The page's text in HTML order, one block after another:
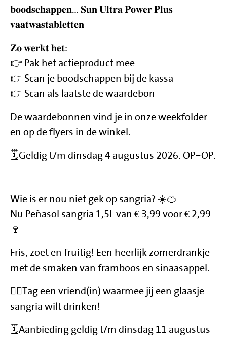
𝐛𝐨𝐨𝐝𝐬𝐜𝐡𝐚𝐩𝐩𝐞𝐧… 𝐒𝐮𝐧 𝐔𝐥𝐭𝐫𝐚 𝐏𝐨𝐰𝐞𝐫 𝐏𝐥𝐮𝐬
𝐯𝐚𝐚𝐭𝐰𝐚𝐬𝐭𝐚𝐛𝐥𝐞𝐭𝐭𝐞𝐧
𝐙𝐨 𝐰𝐞𝐫𝐤𝐭 𝐡𝐞𝐭:
👉 Pak het actieproduct mee
👉 Scan je boodschappen bij de kassa
👉 Scan als laatste de waardebon
De waardebonnen vind je in onze weekfolder
en op de flyers in de winkel.
🗓️Geldig t/m dinsdag 4 augustus 2026. OP=OP.
Wie is er nou niet gek op sangria? ☀️🍊
Nu Peñasol sangria 1,5L van € 3,99 voor € 2,99
🍷
Fris, zoet en fruitig! Een heerlijk zomerdrankje
met de smaken van framboos en sinaasappel.
🙋‍♀️Tag een vriend(in) waarmee jij een glaasje
sangria wilt drinken!
🗓️Aanbieding geldig t/m dinsdag 11 augustus